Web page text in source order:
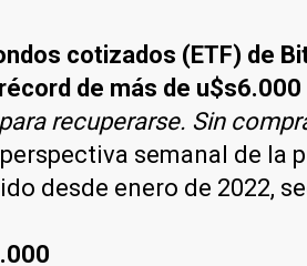
cotizados (ETF) de
de más de
recuperarse. Sin
semanal de la
desde enero de 2022,